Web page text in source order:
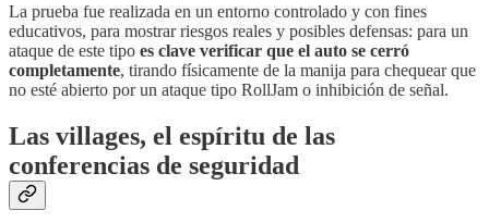
La prueba fue realizada en un entorno controlado y con fines
educativos, para mostrar riesgos reales y posibles defensas: para un
ataque de este tipo es clave verificar que el auto se cerró
completamente, tirando físicamente de la manija para chequear que
no esté abierto por un ataque tipo RollJam o inhibición de señal.
Las villages, el espíritu de las
conferencias de seguridad